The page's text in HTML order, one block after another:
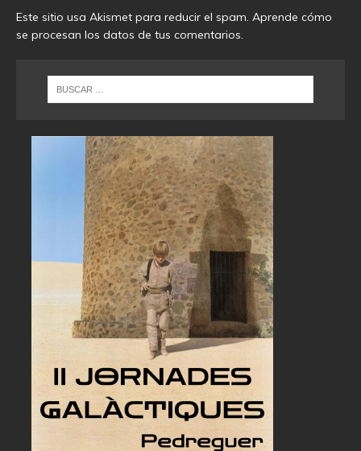
Este sitio usa Akismet para reducir el spam. Aprende cómo
se procesan los datos de tus comentarios.